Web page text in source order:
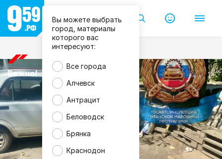
Вы можете выбрать
город, материалы
которого вас
интересуют:
Все города
Алчевск
Антрацит
Беловодск
Брянка
Краснодон
Важно!